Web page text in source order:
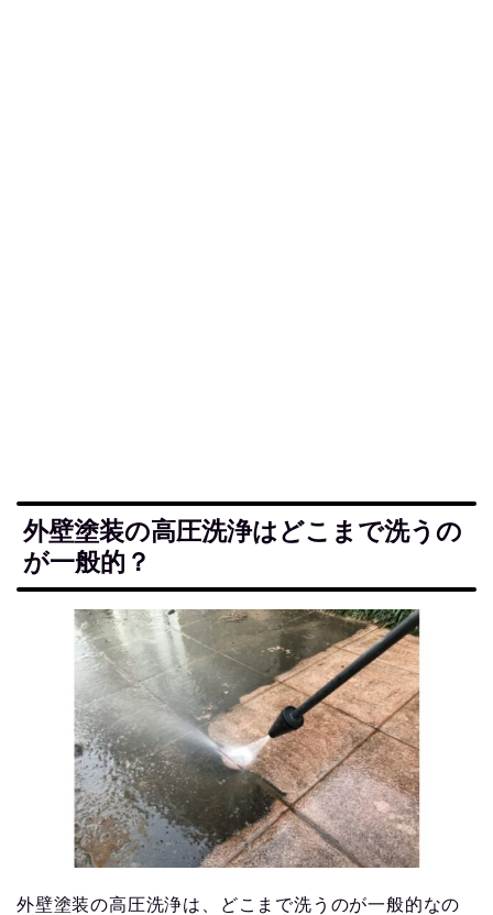
外壁塗装の高圧洗浄はどこまで洗うの
が一般的？
外壁塗装の高圧洗浄は、どこまで洗うのが一般的なの